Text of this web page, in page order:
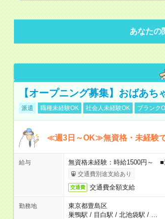
あなたの
【オープニング募集】おばあ
派遣 職種未経験OK 社会人未経験OK ブランク
≪週3日～OK≫無資格・未経験
給与 無資格未経験：時給1500円～
交通費別途支給あり
交通費 交通費全額支給
勤務地
東京都豊島区
巣鴨駅 / 目白駅 / 北池袋駅 /